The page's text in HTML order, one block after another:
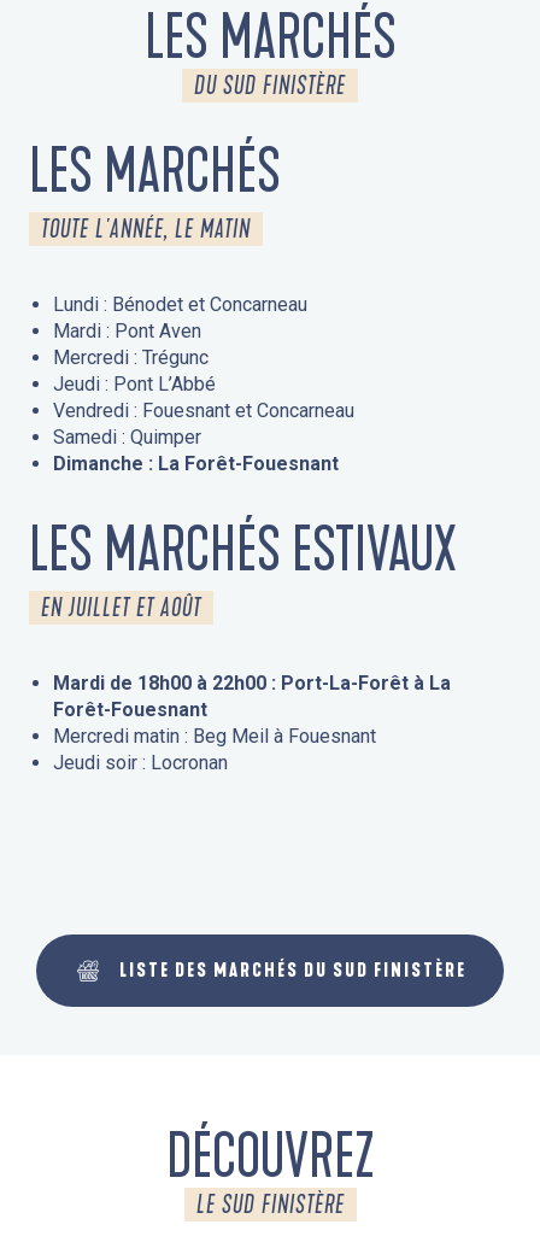
LES MARCHÉS
DU SUD FINISTÈRE
LES MARCHÉS
TOUTE L'ANNÉE, LE MATIN
Lundi : Bénodet et Concarneau
Mardi : Pont Aven
Mercredi : Trégunc
Jeudi : Pont L’Abbé
Vendredi : Fouesnant et Concarneau
Samedi : Quimper
Dimanche : La Forêt-Fouesnant
LES MARCHÉS ESTIVAUX
EN JUILLET ET AOÛT
Mardi de 18h00 à 22h00 : Port-La-Forêt à La
Forêt-Fouesnant
Mercredi matin : Beg Meil à Fouesnant
Jeudi soir : Locronan
LISTE DES MARCHÉS DU SUD FINISTÈRE
DÉCOUVREZ
LE SUD FINISTÈRE